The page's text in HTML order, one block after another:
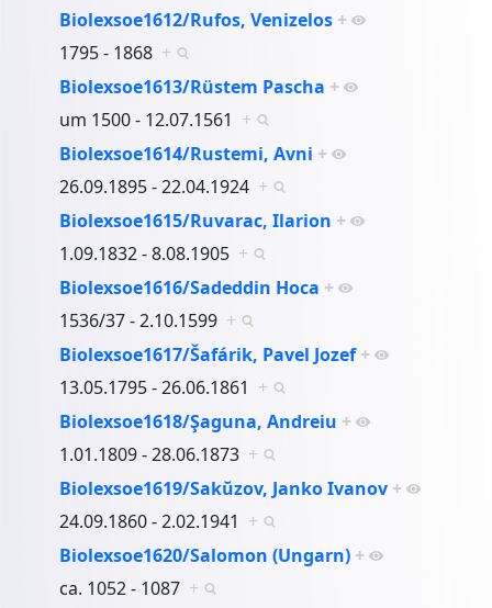
Biolexsoe1612/Rufos, Venizelos +
1795 - 1868 +
Biolexsoe1613/Rüstem Pascha +
um 1500 - 12.07.1561 +
Biolexsoe1614/Rustemi, Avni +
26.09.1895 - 22.04.1924 +
Biolexsoe1615/Ruvarac, Ilarion +
1.09.1832 - 8.08.1905 +
Biolexsoe1616/Sadeddin Hoca +
1536/37 - 2.10.1599 +
Biolexsoe1617/Šafárik, Pavel Jozef +
13.05.1795 - 26.06.1861 +
Biolexsoe1618/Şaguna, Andreiu +
1.01.1809 - 28.06.1873 +
Biolexsoe1619/Sakŭzov, Janko Ivanov +
24.09.1860 - 2.02.1941 +
Biolexsoe1620/Salomon (Ungarn) +
ca. 1052 - 1087 +